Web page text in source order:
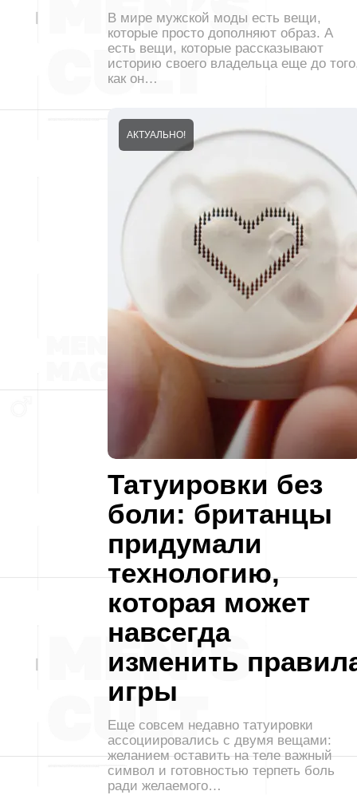
В мире мужской моды есть вещи,
которые просто дополняют образ. А
есть вещи, которые рассказывают
историю своего владельца еще до
как он…
Татуировки без
боли: британцы
придумали
технологию,
которая может
навсегда
изменить
игры
АКТУАЛЬНО!
Еще совсем недавно татуировки
ассоциировались с двумя вещами:
желанием оставить на теле важный
символ и готовностью терпеть боль
ради желаемого…